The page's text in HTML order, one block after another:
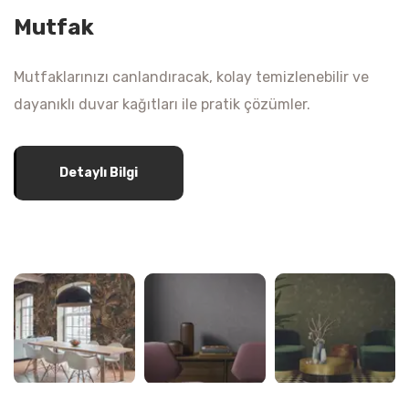
Mutfak
Mutfaklarınızı canlandıracak, kolay temizlenebilir ve
dayanıklı duvar kağıtları ile pratik çözümler.
Detaylı Bilgi